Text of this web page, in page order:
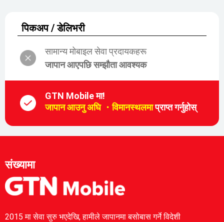
पिकअप / डेलिभरी
सामान्य मोबाइल सेवा प्रदायकहरू
जापान आएपछि सम्झौता आवश्यक
GTN Mobile मा!
जापान आउनु अघि ・विमानस्थलमाप्राप्त गर्नुहोस्
संख्यामा
2015 मा सेवा सुरु भएदेखि, हामीले जापानमा बसोबास गर्ने विदेशी